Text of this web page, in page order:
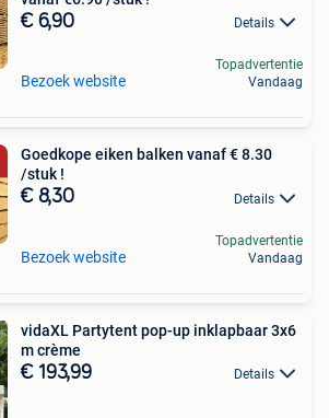
€ 6,90 Details
Bezoek website
Topadvertentie
Vandaag
Goedkope eiken balken vanaf € 8.30
/stuk !
€ 8,30 Details
Bezoek website
Topadvertentie
Vandaag
vidaXL Partytent pop-up inklapbaar 3x6
m crème
€ 193,99 Details